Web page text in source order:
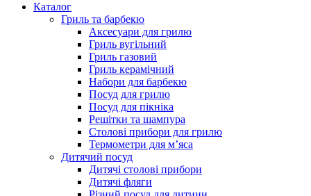
Каталог
Гриль та барбекю
Аксесуари для грилю
Гриль вугільний
Гриль газовий
Гриль керамічний
Набори для барбекю
Посуд для грилю
Посуд для пікніка
Решітки та шампура
Столові прибори для грилю
Термометри для м’яса
Дитячий посуд
Дитячі столові прибори
Дитячі фляги